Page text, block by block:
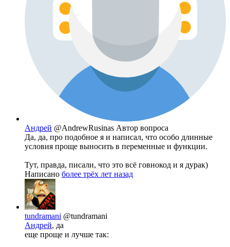
Андрей @AndrewRusinas Автор вопроса
Да, да, про подобное я и написал, что особо длинные
условия проще выносить в переменные и функции.
Тут, правда, писали, что это всё говнокод и я дурак)
Написано более трёх лет назад
tundramani @tundramani
Андрей, да
еще проще и лучше так: